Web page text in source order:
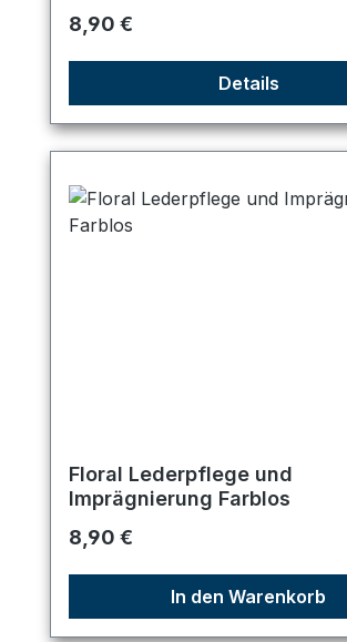
Regulärer Preis:
8,90 €
Details
Floral Lederpflege und
Imprägnierung Farblos
Regulärer Preis:
8,90 €
In den Warenkorb